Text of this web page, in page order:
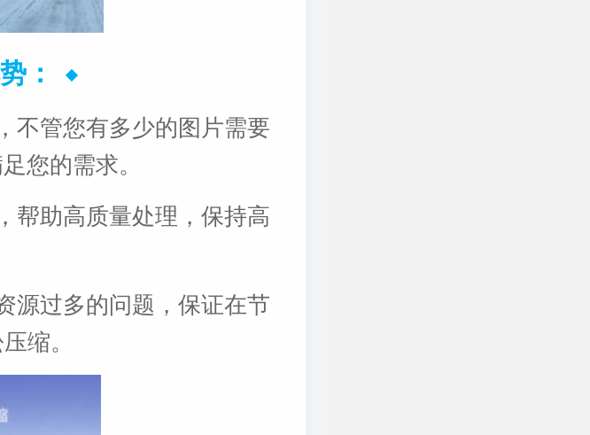
：
不管您有多少的图片需要
您的需求。
帮助高质量处理，保持高
源过多的问题，保证在节
缩。